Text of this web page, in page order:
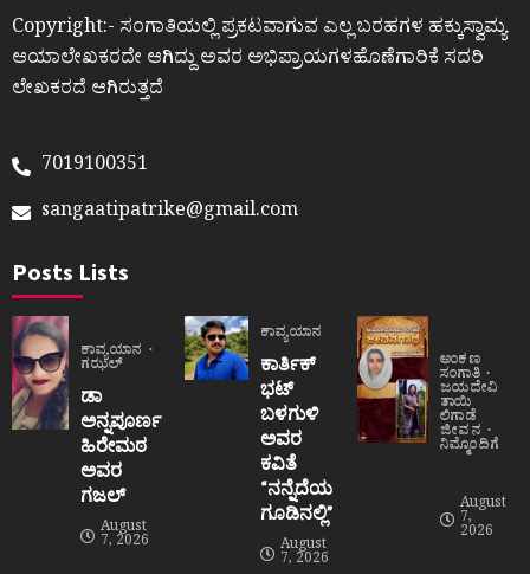
Copyright:- ಸಂಗಾತಿಯಲ್ಲಿ ಪ್ರಕಟವಾಗುವ ಎಲ್ಲ ಬರಹಗಳ ಹಕ್ಕುಸ್ವಾಮ್ಯ
ಆಯಾಲೇಖಕರದೇ ಆಗಿದ್ದು ಅವರ ಅಭಿಪ್ರಾಯಗಳಹೊಣೆಗಾರಿಕೆ ಸದರಿ
ಲೇಖಕರದೆ ಆಗಿರುತ್ತದೆ
7019100351
sangaatipatrike@gmail.com
Posts Lists
ಕಾವ್ಯಯಾನ
ಗಝಲ್
ಡಾ
ಅನ್ನಪೂರ್ಣ
ಹಿರೇಮಠ
ಅವರ
ಗಜಲ್
August
7, 2026
ಕಾವ್ಯಯಾನ
ಕಾರ್ತಿಕ್
ಭಟ್
ಬಳಗುಳಿ
ಅವರ
ಕವಿತೆ
“ನನ್ನೆದೆಯ
ಗೂಡಿನಲ್ಲಿ”
August
7, 2026
ಅಂಕಣ
ಸಂಗಾತಿ
ಜಯದೇವಿ
ತಾಯಿ
ಲಿಗಾಡೆ
ಜೀವನ
ನಿಮ್ಮೊಂದಿಗೆ
August
7,
2026